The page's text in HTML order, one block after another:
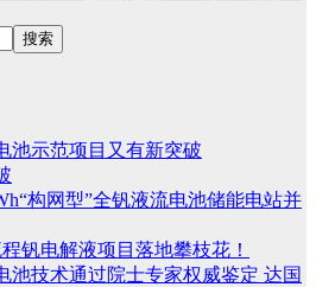
搜索
池示范项目又有新突破
构网型”全钒液流电池储能电站并
钒电解液项目落地攀枝花！
池技术通过院士专家权威鉴定 达国